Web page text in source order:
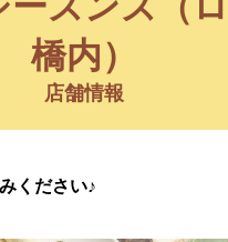
橋内）
店舗情報
ください♪